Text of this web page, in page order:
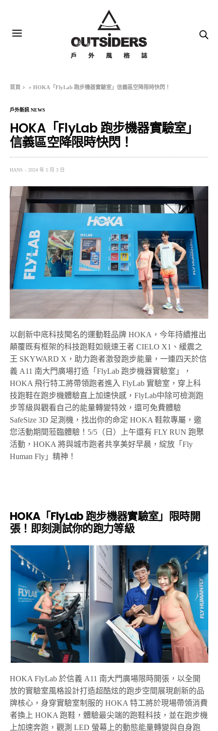
首頁 »HOKA「FlyLab 跑步機器實驗室」信義區空降限時快閃！
戶外新訊 NEWS
HOKA「FlyLab 跑步機器實驗室」
信義區空降限時快閃！
HANS 2024 年 5 月 3 日
以創新中底科技聞名的運動鞋品牌HOKA ，今年持續推出
顛覆既有框架的科技跑鞋如競速王者CIELO X1 、緩震之
王 SKYWARD X ，助力跑者激發跑步能量，一連四天於信
義 A11 南大門廣場打造「FlyLab 跑步機器實驗室」，
HOKA飛行特工將帶領跑者進入FlyLab實驗室，穿上科
技跑鞋在跑步機體驗直上加速快感， FlyLab中除可檢測跑
步等級與觀看自己的能量轉變特效，還可免費體驗
SafeSize 3D 足測機，找出你的命定HOKA鞋款專屬，邀
您活動期間蒞臨體驗！ 5/5（ 日）上午還有FLY RUN 跑聚
活動， HOKA將與城市跑者共享美好早晨，綻放「Fly
Human Fly 」精神！
HOKA「FlyLab跑步機器實驗室」限時開
張！即刻測試你的跑力等級
HOKA FlyLab於信義 A11 南大門廣場限時開張，以全開
放的實驗室風格設計打造超酷炫的跑步空間展現創新的品
牌核心，身穿實驗室制服的HOKA特工將於現場帶領消費
者換上HOKA 跑鞋，體驗最尖端的跑鞋科技，並在跑步機
上加速奔跑，觀測LED 螢幕上的動態能量轉變與自身跑